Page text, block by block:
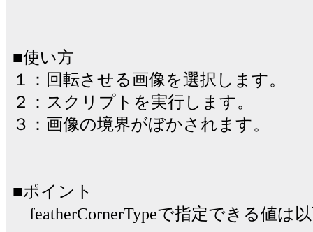
■使い方
１：回転させる画像を選択します。
２：スクリプトを実行します。
３：画像の境界がぼかされます。
■ポイント
featherCornerTypeで指定できる値は